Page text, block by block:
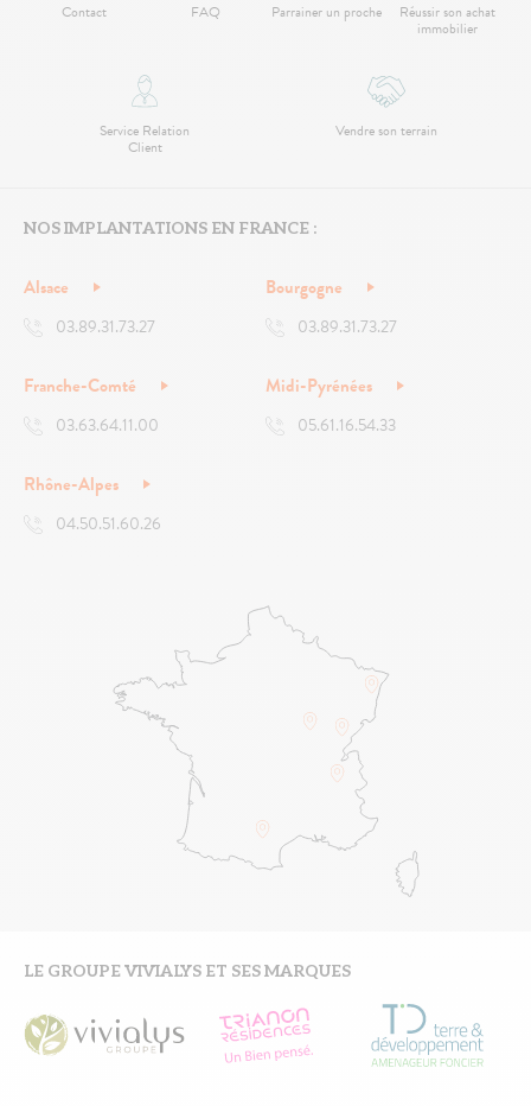
Contact FAQ Parrainer un proche Réussir son achat
immobilier
Service Relation
Client
Vendre son terrain
NOS IMPLANTATIONS EN FRANCE :
Alsace
03.89.31.73.27
Bourgogne
03.89.31.73.27
Franche-Comté
03.63.64.11.00
Midi-Pyrénées
05.61.16.54.33
Rhône-Alpes
04.50.51.60.26
LE GROUPE VIVIALYS ET SES MARQUES